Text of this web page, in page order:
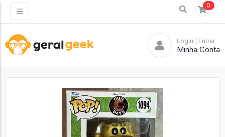
0
Login | Entrar
Minha Conta